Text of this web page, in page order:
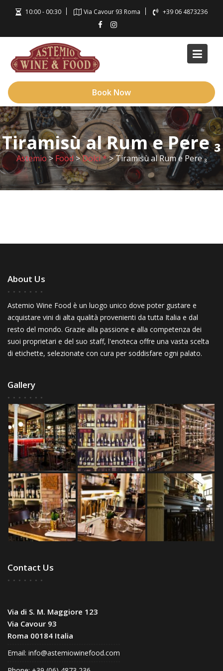
10:00 - 00:30 Via Cavour 93 Roma +39 06 4873236
Book Now
Tiramisù al Rum e Pere ₃
Astemio> Food>Dolci *>Tiramisù al Rum e Pere ₃
About Us
Astemio Wine Food è un luogo unico dove poter gustare e
acquistare vini di alta qualità provenienti da tutta Italia e dal
resto del mondo. Grazie alla passione e alla competenza dei
suoi proprietari e del suo staff, l'enoteca offre una vasta scelta
di etichette, selezionate con cura per soddisfare ogni palato.
Gallery
Contact Us
Via di S. M. Maggiore 123
Via Cavour 93
Roma 00184 Italia
Email: info@astemiowinefood.com